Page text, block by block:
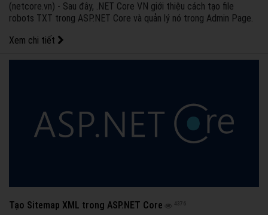
(netcore.vn) - Sau đây, .NET Core VN giới thiệu cách tạo file
robots TXT trong ASP.NET Core và quản lý nó trong Admin Page.
Xem chi tiết
Tạo Sitemap XML trong ASP.NET Core 4376